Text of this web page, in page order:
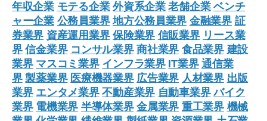
年収企業 モテる企業 外資系企業 老舗企業 ベンチ
ャー企業 公務員業界 地方公務員業界 金融業界 証
券業界 資産運用業界 保険業界 信販業界 リース業
界 信金業界 コンサル業界 商社業界 食品業界 建設
業界 マスコミ業界 インフラ業界 IT業界 通信業
界 製薬業界 医療機器業界 広告業界 人材業界 出版
業界 エンタメ業界 不動産業界 自動車業界 バイク
業界 電機業界 半導体業界 金属業界 重工業界 機械